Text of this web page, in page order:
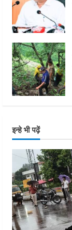
इन्हे भी पढ़ें